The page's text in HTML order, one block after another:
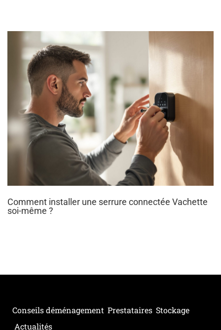
Comment installer une serrure connectée Vachette
soi-même ?
Conseils déménagement Prestataires Stockage
Actualités